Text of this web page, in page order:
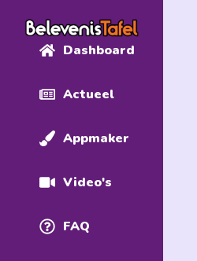
Dashboard
Actueel
Appmaker
Video's
FAQ